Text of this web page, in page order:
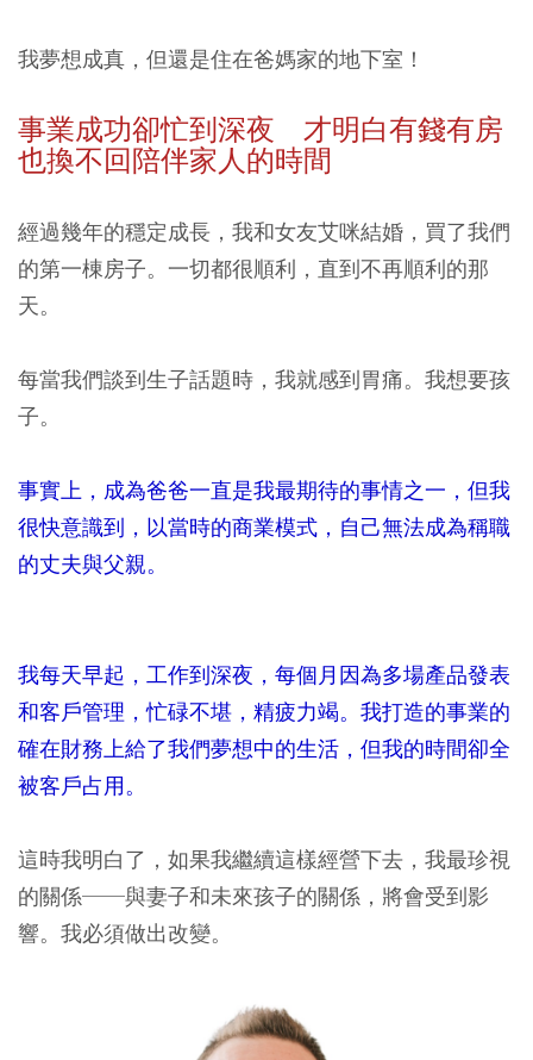
我夢想成真，但還是住在爸媽家的地下室！
事業成功卻忙到深夜 才明白有錢有房
也換不回陪伴家人的時間
經過幾年的穩定成長，我和女友艾咪結婚，買了我們
的第一棟房子。一切都很順利，直到不再順利的那
天。
每當我們談到生子話題時，我就感到胃痛。我想要孩
子。
事實上，成為爸爸一直是我最期待的事情之一，但我
很快意識到，以當時的商業模式，自己無法成為稱職
的丈夫與父親。
我每天早起，工作到深夜，每個月因為多場產品發表
和客戶管理，忙碌不堪，精疲力竭。我打造的事業的
確在財務上給了我們夢想中的生活，但我的時間卻全
被客戶占用。
這時我明白了，如果我繼續這樣經營下去，我最珍視
的關係──與妻子和未來孩子的關係，將會受到影
響。我必須做出改變。